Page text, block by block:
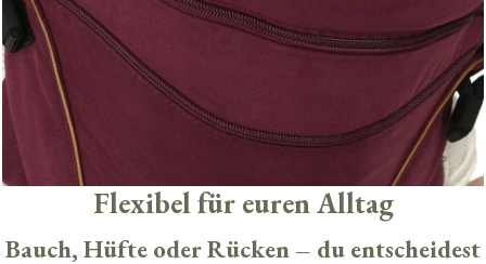
Flexibel für euren Alltag
Bauch, Hüfte oder Rücken – du entscheidest